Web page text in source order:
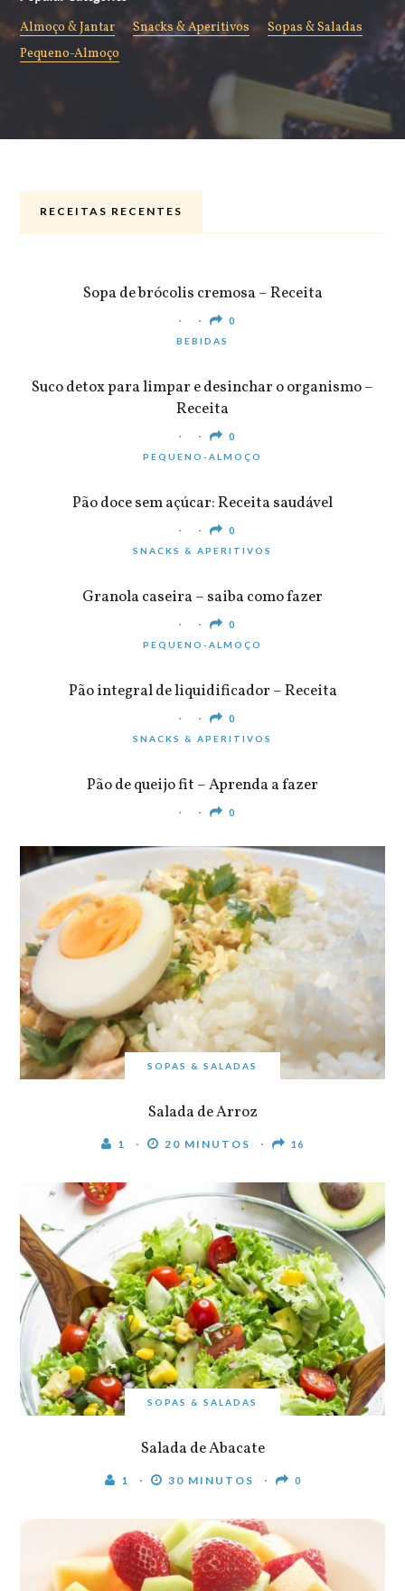
Almoço & Jantar Snacks & Aperitivos
Sopas & Saladas
Pequeno-Almoço
RECEITAS RECENTES
Sopa de brócolis cremosa – Receita
0
BEBIDAS
Suco detox para limpar e desinchar o organismo –
Receita
0
PEQUENO-ALMOÇO
Pão doce sem açúcar: Receita saudável
0
SNACKS & APERITIVOS
Granola caseira – saiba como fazer
0
PEQUENO-ALMOÇO
Pão integral de liquidificador – Receita
0
SNACKS & APERITIVOS
Pão de queijo fit – Aprenda a fazer
0
SOPAS & SALADAS
Salada de Arroz
1 20 MINUTOS 16
SOPAS & SALADAS
Salada de Abacate
1 30 MINUTOS 0